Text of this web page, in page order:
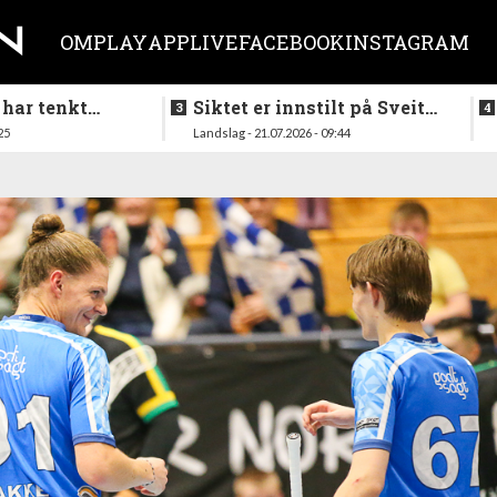
OMPLAYAPPLIVEFACEBOOKINSTAGRAM
tenkt
køllen på
Siktet er innstilt på Sveits
i mai
Landslag - 21.07.2026 - 09:44